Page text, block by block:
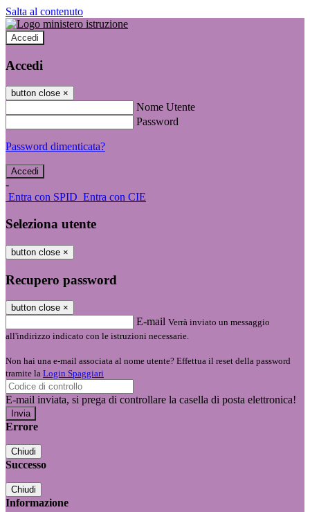
Salta al contenuto
Accedi
Accedi
button close ×
Nome Utente
Password
Password dimenticata?
-
Entra con SPID Entra con CIE
Seleziona utente
button close ×
Recupero password
button close ×
E-mail Verrà inviato un messaggio
all'indirizzo indicato con le istruzioni necessarie.
Non hai una e-mail associata al nome utente? Effettua il reset della password
tramite la Login Spaggiari
E-mail inviata, si prega di controllare la casella di posta elettronica!
Errore
Chiudi
Successo
Chiudi
Informazione